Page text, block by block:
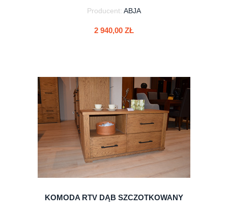
Producent: ABJA
2 940,00 ZŁ
do koszyka
KOMODA RTV DĄB SZCZOTKOWANY